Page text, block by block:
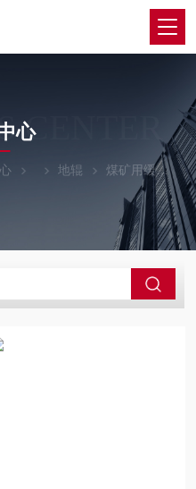
CENTER
心
地辊 煤矿用缓冲式弹性聚氨酯材料地辊钢丝绳地滚